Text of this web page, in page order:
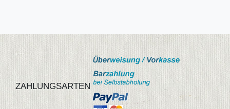
ZAHLUNGSARTEN